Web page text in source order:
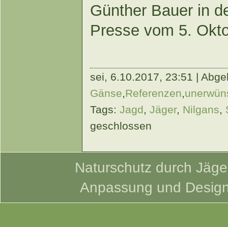
Günther Bauer in
Presse vom 5.
sei, 6.10.2017, 23:51 |
Gänse,Referenzen,
Tags: Jagd, Jäger, Nilgans,
geschlossen
Naturschutz durch
Anpassung und